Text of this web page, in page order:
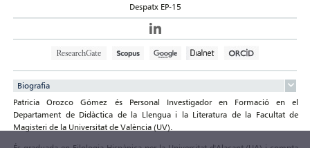
Despatx EP-15
Biografia
Patricia Orozco Gómez és Personal Investigador en Formació en el
Departament de Didàctica de la Llengua i la Literatura de la Facultat de
Magisteri de la Universitat de València (UV).